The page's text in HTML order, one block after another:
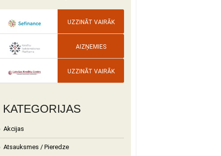
UZZINĀT VAIRĀK
AIZŅEMIES
UZZINĀT VAIRĀK
KATEGORIJAS
Akcijas
Atsauksmes / Pieredze